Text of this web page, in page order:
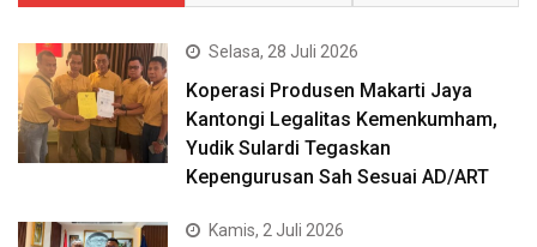
Selasa, 28 Juli 2026
Koperasi Produsen Makarti Jaya
Kantongi Legalitas Kemenkumham,
Yudik Sulardi Tegaskan
Kepengurusan Sah Sesuai AD/ART
Kamis, 2 Juli 2026